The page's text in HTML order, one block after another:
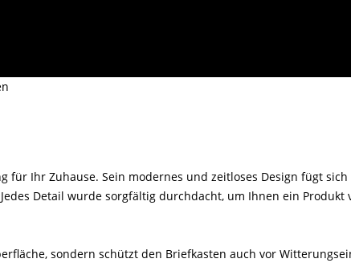
Ihr Zuhause. Sein modernes und zeitloses Design fügt
Detail wurde sorgfältig durchdacht, um Ihnen ein Produkt
sondern schützt den Briefkasten auch vor